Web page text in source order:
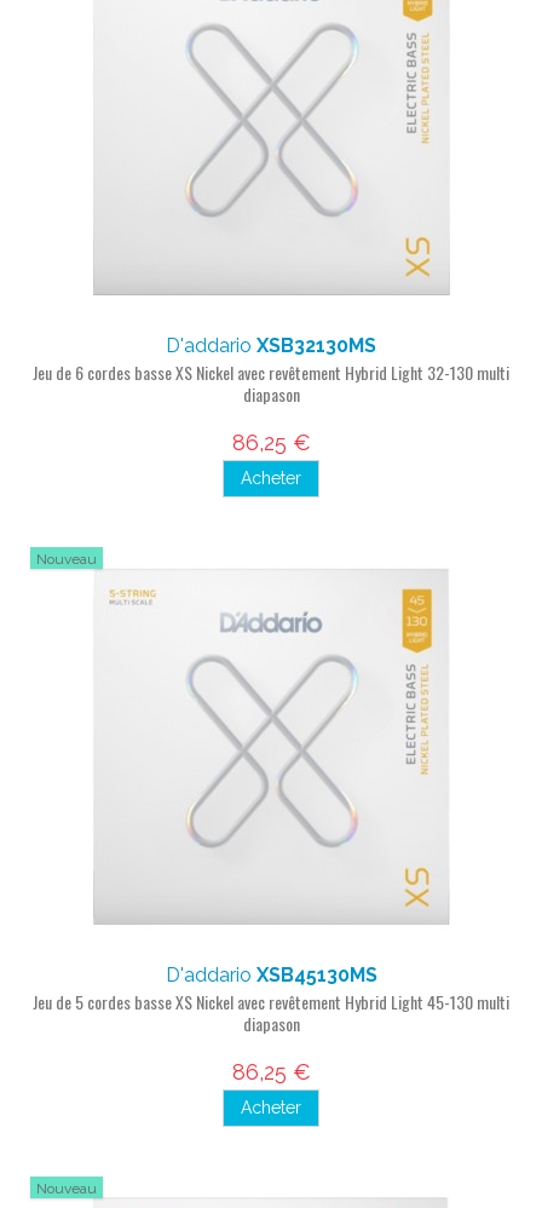
D'addario XSB32130MS
Jeu de 6 cordes basse XS Nickel avec revêtement Hybrid Light 32-130 multi
diapason
86,25 €
Acheter
Nouveau
D'addario XSB45130MS
Jeu de 5 cordes basse XS Nickel avec revêtement Hybrid Light 45-130 multi
diapason
86,25 €
Acheter
Nouveau